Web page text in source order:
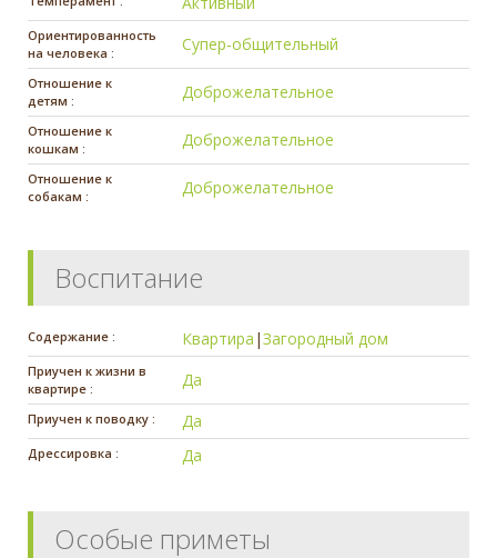
Ориентированность
на человека :
Супер-общительный
Отношение к
детям :
Доброжелательное
Отношение к
кошкам :
Доброжелательное
Отношение к
собакам :
Доброжелательное
Воспитание
Содержание : Квартира |Загородный дом
Приучен к жизни в
квартире :
Да
Приучен к поводку : Да
Дрессировка : Да
Особые приметы